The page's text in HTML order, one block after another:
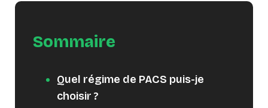
Sommaire
Quel régime de PACS puis-je
choisir ?